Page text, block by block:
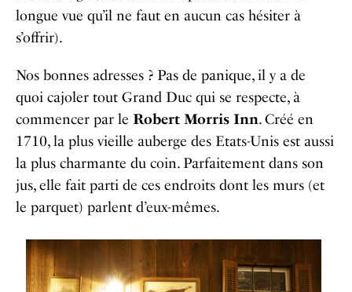
longue vue qu’il ne faut en aucun cas hésiter à
s’offrir).
Nos bonnes adresses ? Pas de panique, il y a de
quoi cajoler tout Grand Duc qui se respecte, à
commencer par le Robert Morris Inn. Créé en
1710, la plus vieille auberge des Etats-Unis est aussi
la plus charmante du coin. Parfaitement dans son
jus, elle fait parti de ces endroits dont les murs (et
le parquet) parlent d’eux-mêmes.